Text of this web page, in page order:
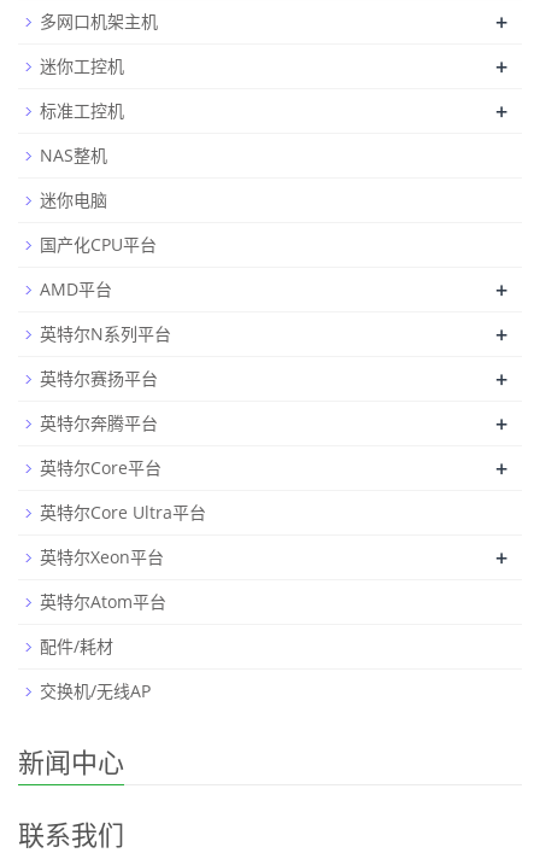
多网口机架主机 +
迷你工控机 +
标准工控机 +
NAS整机
迷你电脑
国产化CPU平台
AMD平台
+
英特尔N系列平台 +
英特尔赛扬平台 +
英特尔奔腾平台 +
英特尔Core平台 +
英特尔Core Ultra平台
英特尔Xeon平台
+
英特尔Atom平台
配件/耗材
交换机/无线AP
新闻中心
联系我们